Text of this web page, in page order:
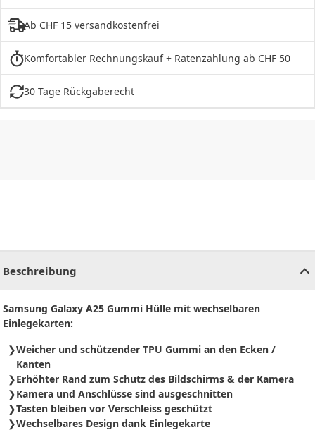
Ab CHF 15 versandkostenfrei
Komfortabler Rechnungskauf + Ratenzahlung ab CHF 50
30 Tage Rückgaberecht
Beschreibung
Samsung Galaxy A25 Gummi Hülle mit wechselbaren
Einlegekarten:
Weicher und schützender TPU Gummi an den Ecken /
Kanten
Erhöhter Rand zum Schutz des Bildschirms & der Kamera
Kamera und Anschlüsse sind ausgeschnitten
Tasten bleiben vor Verschleiss geschützt
Wechselbares Design dank Einlegekarte